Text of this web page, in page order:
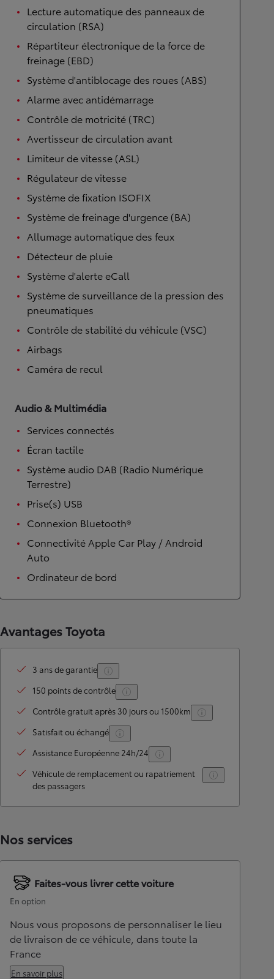
Lecture automatique des panneaux de
circulation (RSA)
Répartiteur électronique de la force de
freinage (EBD)
Système d'antiblocage des roues (ABS)
Alarme avec antidémarrage
Contrôle de motricité (TRC)
Avertisseur de circulation avant
Limiteur de vitesse (ASL)
Régulateur de vitesse
Système de fixation ISOFIX
Système de freinage d'urgence (BA)
Allumage automatique des feux
Détecteur de pluie
Système d'alerte eCall
Système de surveillance de la pression des
pneumatiques
Contrôle de stabilité du véhicule (VSC)
Airbags
Caméra de recul
Audio & Multimédia
Services connectés
Écran tactile
Système audio DAB (Radio Numérique
Terrestre)
Prise(s) USB
Connexion Bluetooth®
Connectivité Apple Car Play / Android
Auto
Ordinateur de bord
Avantages Toyota
3 ans de garantie
150 points de contrôle
Contrôle gratuit après 30 jours ou 1500km
Satisfait ou échangé
Assistance Européenne 24h/24
Véhicule de remplacement ou rapatriement
des passagers
Nos services
Faites-vous livrer cette voiture
En option
Nous vous proposons de personnaliser le lieu
de livraison de ce véhicule, dans toute la
France
En savoir plus